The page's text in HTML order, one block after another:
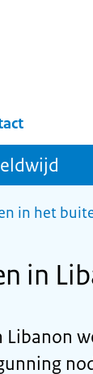
in het
in
Libanon